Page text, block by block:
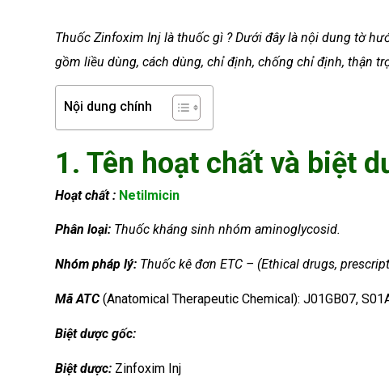
Thuốc Zinfoxim Inj là thuốc gì ? Dưới đây là nội dung tờ
gồm liều dùng, cách dùng, chỉ định, chống chỉ định, thận
Nội dung chính
1. Tên hoạt chất và biệt
Hoạt chất : Netilmicin
Phân loại: Thuốc kháng sinh nhóm aminoglycosid.
Nhóm pháp lý: Thuốc kê đơn ETC – (Ethical drugs,
Mã ATC(Anatomical Therapeutic Chemical): J01GB07,
Biệt dược gốc:
Biệt dược: Zinfoxim Inj